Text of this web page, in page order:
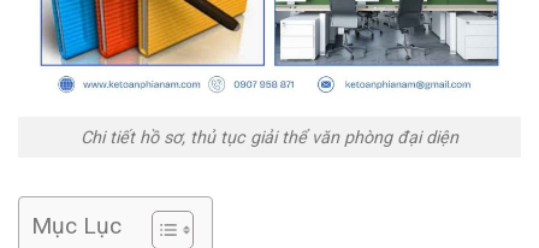
Chi tiết hồ sơ, thủ tục giải thể văn phòng đại diện
Mục Lục